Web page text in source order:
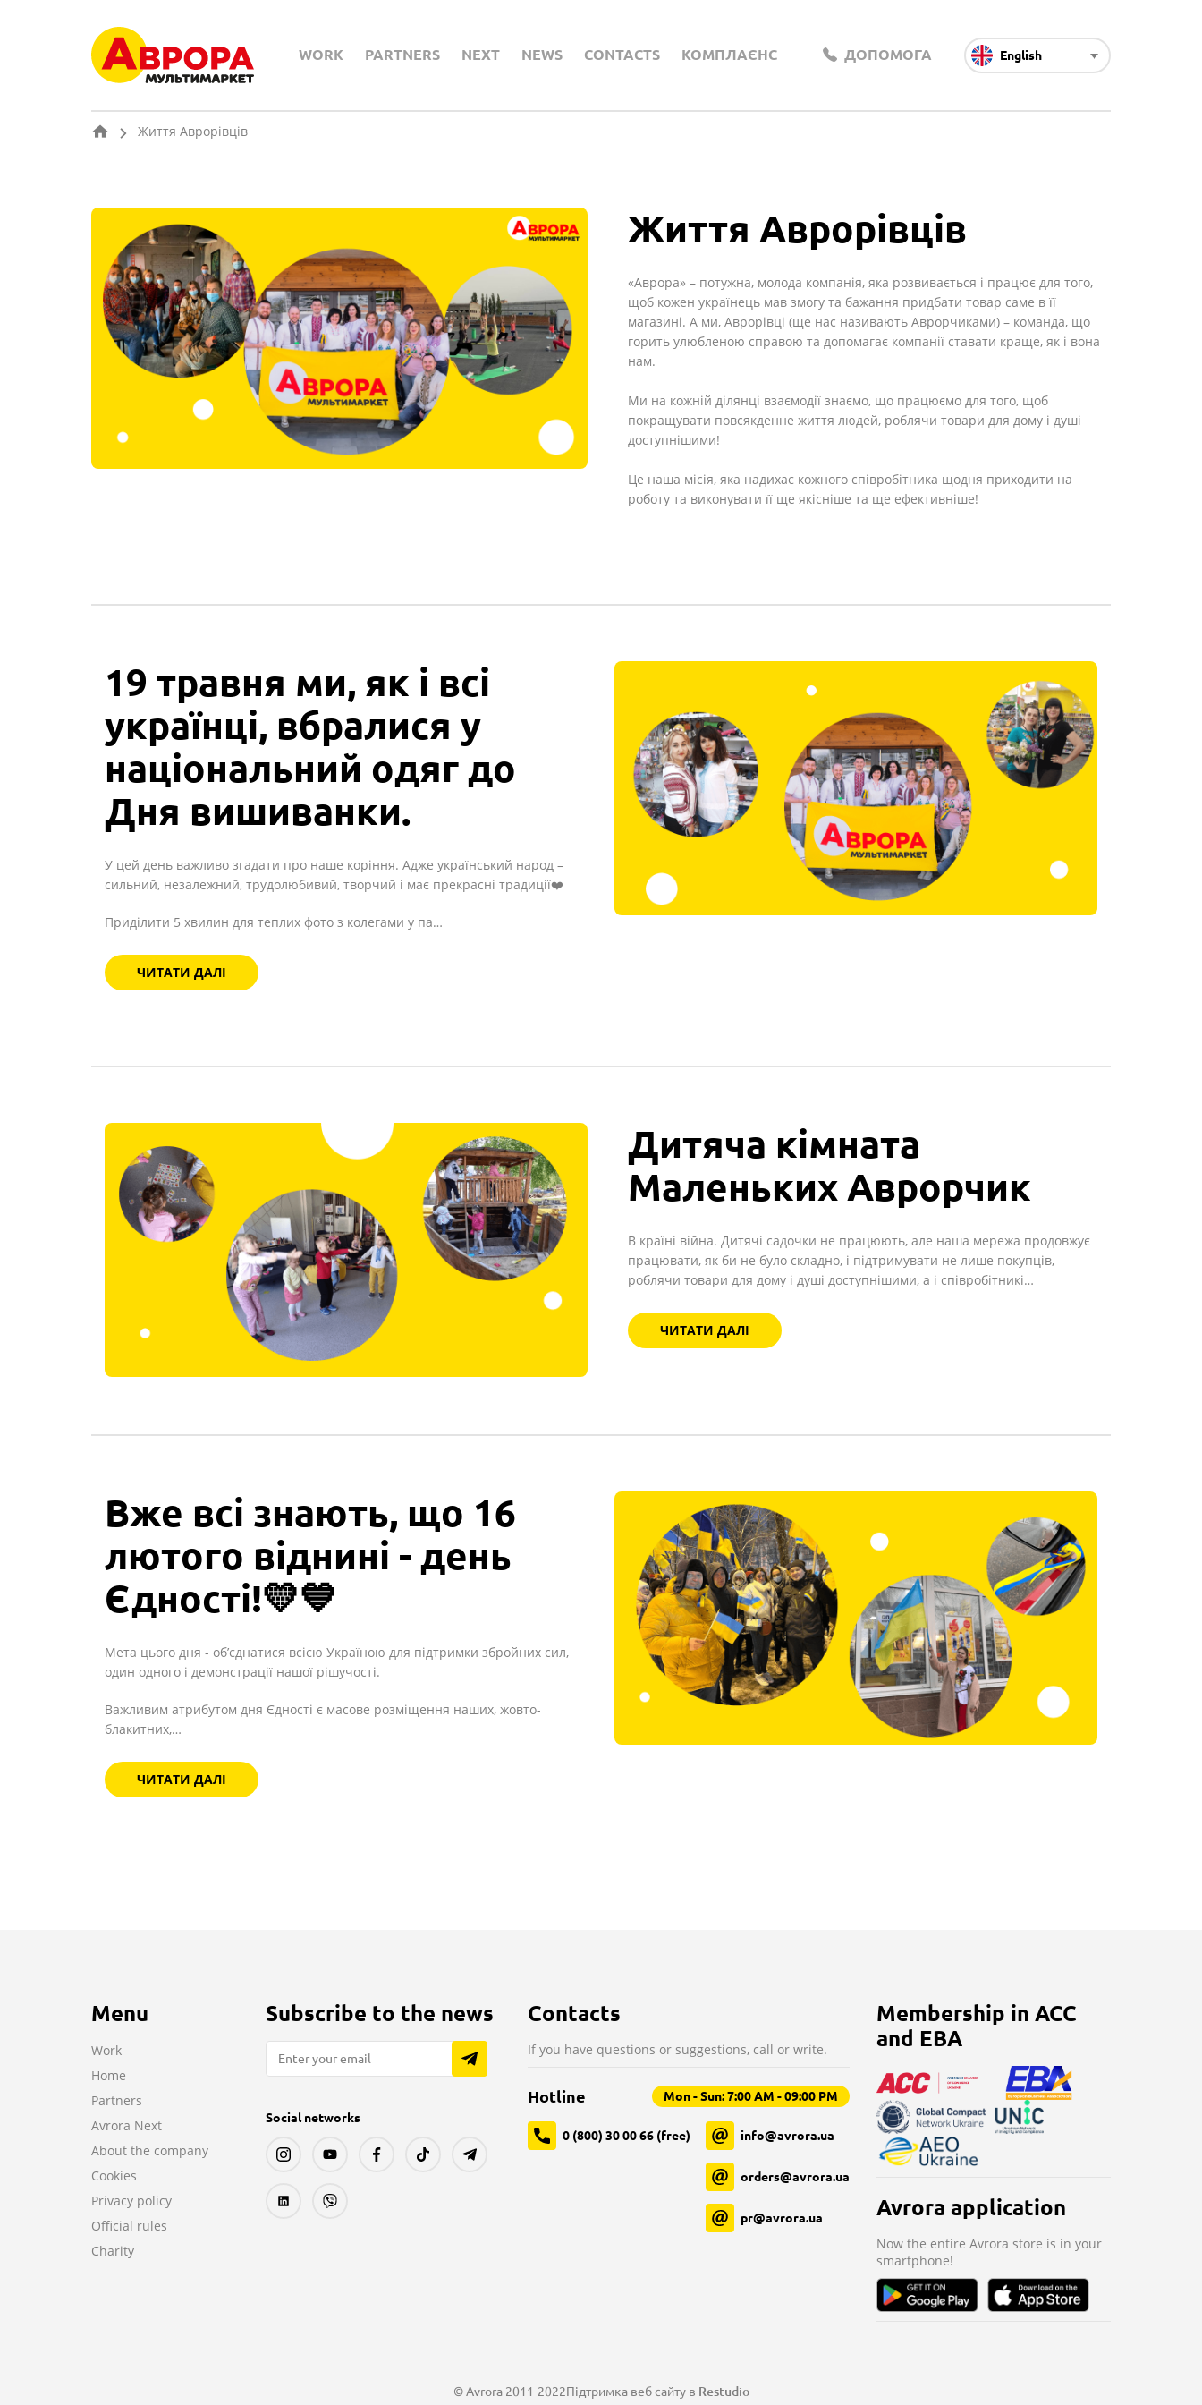
WORK PARTNERS NEXT NEWS CONTACTS КОМПЛАЄНС ДОПОМОГА English
Життя Аврорівців
Життя Аврорівців
«Аврора» – потужна, молода компанія, яка розвивається і працює для того,
щоб кожен українець мав змогу та бажання придбати товар саме в її
магазині. А ми, Аврорівці (ще нас називають Аврорчиками) – команда, що
горить улюбленою справою та допомагає компанії ставати краще, як і вона
нам.
Ми на кожній ділянці взаємодії знаємо, що працюємо для того, щоб
покращувати повсякденне життя людей, роблячи товари для дому і душі
доступнішими!
Це наша місія, яка надихає кожного співробітника щодня приходити на
роботу та виконувати її ще якісніше та ще ефективніше!
19 травня ми, як і всі
українці, вбралися у
національний одяг до
Дня вишиванки.
У цей день важливо згадати про наше коріння. Адже український народ –
сильний, незалежний, трудолюбивий, творчий і має прекрасні традиції❤️
Приділити 5 хвилин для теплих фото з колегами у па…
ЧИТАТИ ДАЛІ
Дитяча кімната
Маленьких Аврорчик
В країні війна. Дитячі садочки не працюють, але наша мережа продовжує
працювати, як би не було складно, і підтримувати не лише покупців,
роблячи товари для дому і душі доступнішими, а і співробітникі…
ЧИТАТИ ДАЛІ
Вже всі знають, що 16
лютого віднині - день
Єдності!💛💙
Мета цього дня - об’єднатися всією Україною для підтримки збройних сил,
один одного і демонстрації нашої рішучості.
Важливим атрибутом дня Єдності є масове розміщення наших, жовто-
блакитних,…
ЧИТАТИ ДАЛІ
Menu
Work
Home
Partners
Avrora Next
About the company
Cookies
Privacy policy
Official rules
Charity
Subscribe to the news
Social networks
Contacts
If you have questions or suggestions, call or write.
Hotline Mon - Sun: 7:00 AM - 09:00 PM
0 (800) 30 00 66 (free) info@avrora.ua
orders@avrora.ua
pr@avrora.ua
Membership in ACC
and EBA
Avrora application
Now the entire Avrora store is in your
smartphone!
© Avrora 2011-2022Підтримка веб сайту в Restudio